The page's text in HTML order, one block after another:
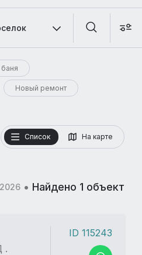
Новый ремонт
Список На карте
• Найдено 1 объект
.
ID 115243